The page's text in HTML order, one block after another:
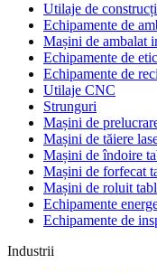
Utilaje de
Echipamente de
Mașini de ambalat
Echipamente de
Echipamente de
Utilaje CNC
Strunguri
Mașini de
Mașini de tăiere
Mașini de îndoire
Mașini de forfecat
Mașini de roluit
Echipamente
Echipamente de
Industrii